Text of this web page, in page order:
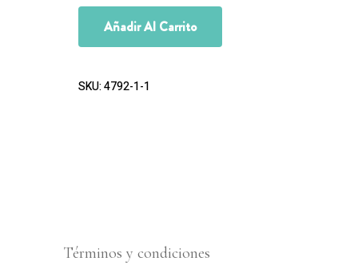
Añadir Al Carrito
SKU:4792-1-1
Términos y condiciones